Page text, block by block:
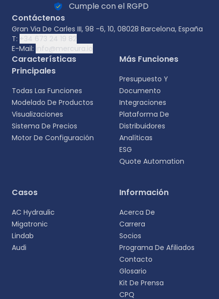
Selecciona tu idioma
más personalizada.
Cumple con el RGPD
Contáctenos
Gran Via De Carles III, 98 -6, 10, 08028 Barcelona, España
T: +34 673 24 19 82
E-Mail: info@mercura.io
Características
Principales
Todas Las Funciones
Modelado De Productos
Visualizaciones
Sistema De Precios
Motor De Configuración
Más Funciones
Presupuesto Y
Documento
Integraciones
Plataforma De
Distribuidores
Analíticas
ESG
Quote Automation
Casos
AC Hydraulic
Migatronic
Lindab
Audi
Información
Acerca De
Carrera
Socios
Programa De Afiliados
Contacto
Glosario
Kit De Prensa
CPQ